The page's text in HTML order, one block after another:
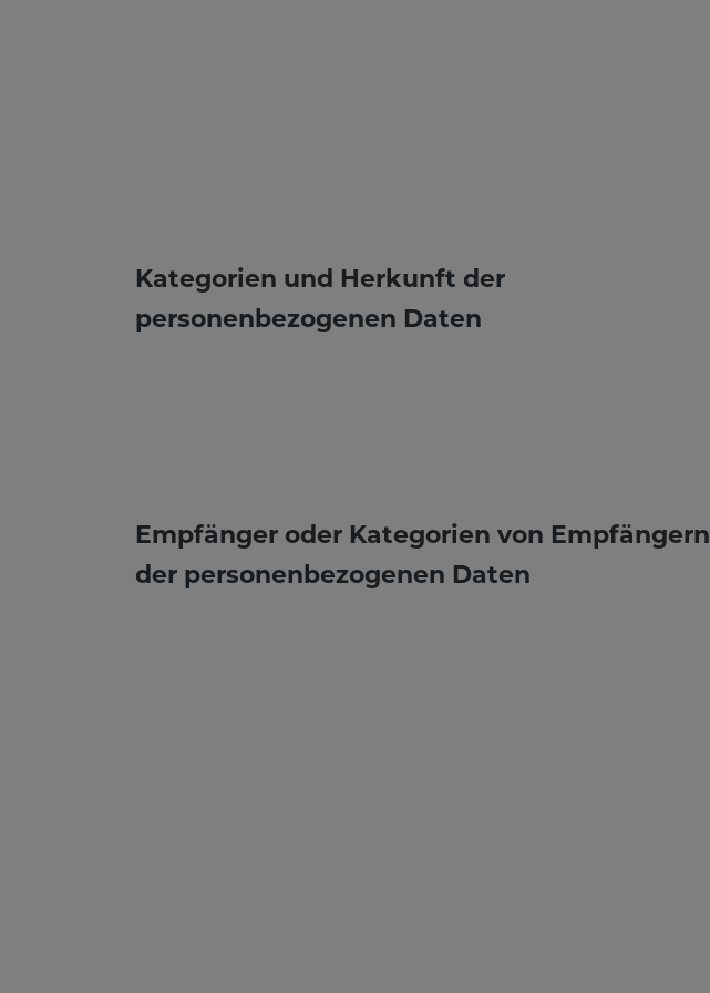
Kategorien und Herkunft der
personenbezogenen Daten
Empfänger oder Kategorien von Empfängern
der personenbezogenen Daten